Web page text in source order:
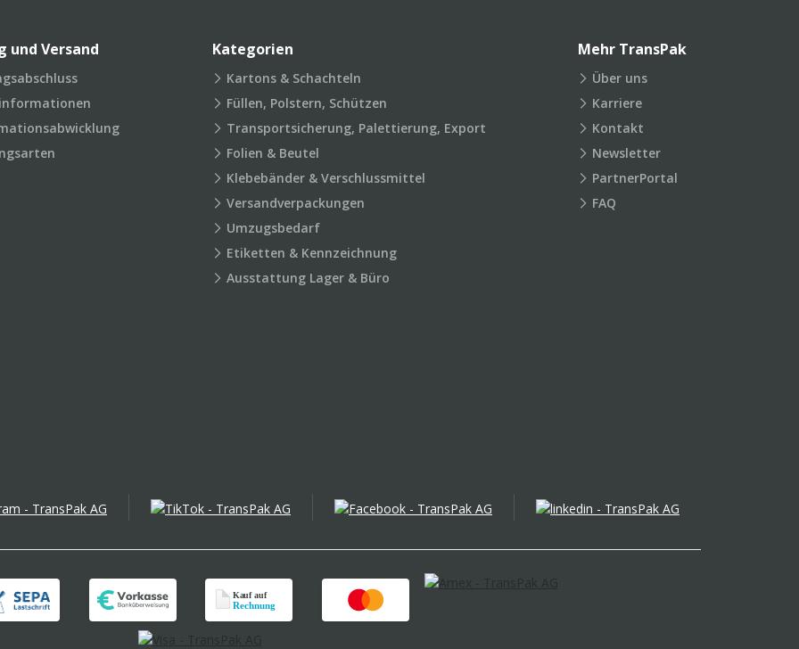
und Versand Kategorien
Kartons & Schachteln
Füllen, Polstern, Schützen
Transportsicherung, Palettierung, Export
Folien & Beutel
Klebebänder & Verschlussmittel
Versandverpackungen
Umzugsbedarf
Etiketten & Kennzeichnung
Ausstattung Lager & Büro
Mehr TransPak
Über uns
Karriere
Kontakt
Newsletter
PartnerPortal
FAQ